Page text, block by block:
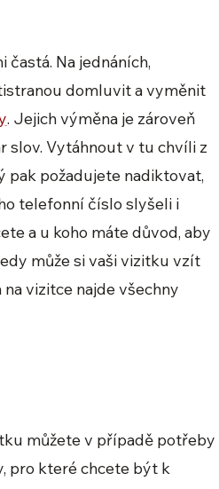
Na jednáních,
domluvit a vyměnit
. Jejich výměna je zároveň
slov. Vytáhnout v tu chvíli z
pak požadujete nadiktovat,
telefonní číslo slyšeli i
a u koho máte důvod, aby
může si vaši vizitku vzít
vizitce najde všechny
můžete v případě potřeby
pro které chcete být k